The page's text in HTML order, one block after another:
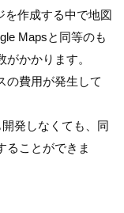
を作成する中で地図
Mapsと同等のも
かかります。
の費用が発生して
発しなくても、同
ることができま